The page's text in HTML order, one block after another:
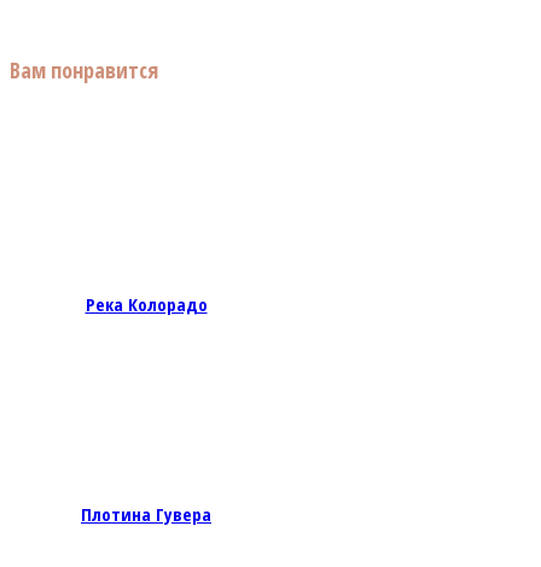
Вам понравится
Река Колорадо
Плотина Гувера